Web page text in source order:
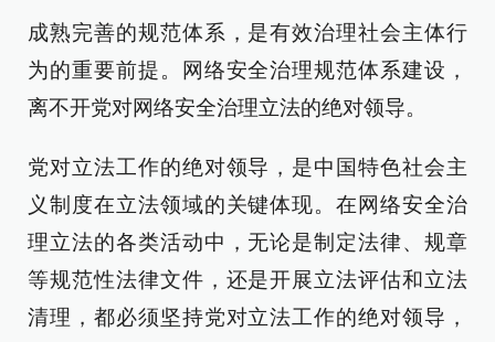
成熟完善的规范体系，是有效治理社会主体行
为的重要前提。网络安全治理规范体系建设，
离不开党对网络安全治理立法的绝对领导。
党对立法工作的绝对领导，是中国特色社会主
义制度在立法领域的关键体现。在网络安全治
理立法的各类活动中，无论是制定法律、规章
等规范性法律文件，还是开展立法评估和立法
清理，都必须坚持党对立法工作的绝对领导，